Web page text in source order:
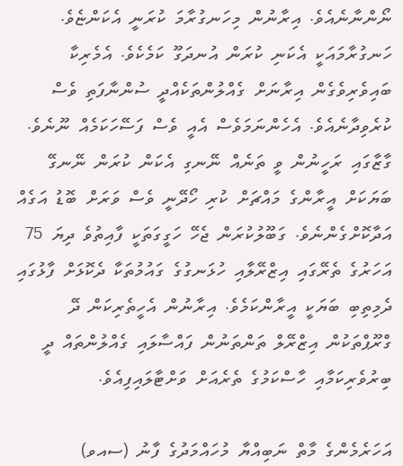
ނޯންނާނެއެވެ. އިރާނުން މިހަނގުރާމަ ކުރަނީ އެކަންޏެވެ.
ހަނގުރާމައަކީ އެކަނި ކުރަން އުނދަގޫ ކަމެކެވެ. އެމެރިކާ
ބައިވެރިވެގެން އިރާނަށް ގެއްލުންތަކެއްދީ ސުންނާފަތި ވެސް
ކުރެވިދާނެއެވެ. އެހެންނަމަވެސް އެއީ ވެސް ފަސޭހަކަމެއް ނޫނެވެ.
ގާޒާގައި ރަހީނުން ވީ ތަނެއް ނޭނގި އެކަން ކުރަން ނޭނގޭ
ބަޔަކަށް އީރާންގެ މައްޗަށް ކުރި ހޯދޭނީ ވެސް ވަރަށް ބޮޑު އަގެއް
އަދާކޮށްގެންނެވެ. ގަބޫލުކުރަން ޖެހޭ ހަގީގަތަކީ ފާއިތުވެ ދިޔަ 75
އަހަރުގެ ތެރޭގައި އިޒްރޭލާއި ހުޅަނގުގެ ގައުމުތަކާ ދެކޮޅަށް ފާޅުގައި
ދެމިތިބި ބަޔަކީ އީރާންކަމެވެ. އިރާނުން އެހީތެރިކަން ދޭ
ގްރޫޕްތަކުން އިޒްރޭލް ތަންތަނުން ފައްސާލައި ގެއްލުންތައް ދީ
ބިރުވެރިކަމާއި ހާސްކަމުގެ ތެރެއަށް ވަށްޓާލައިފިއެވެ.
އަހަރެމެންގެ މާތް ނަބިއްޔާ މުހައްމަދުގެ ފާނު (ސއވ)